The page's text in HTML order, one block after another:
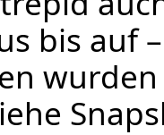
bis auf